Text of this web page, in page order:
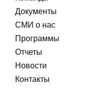
Документы
СМИ о нас
Программы
Отчеты
Новости
Контакты